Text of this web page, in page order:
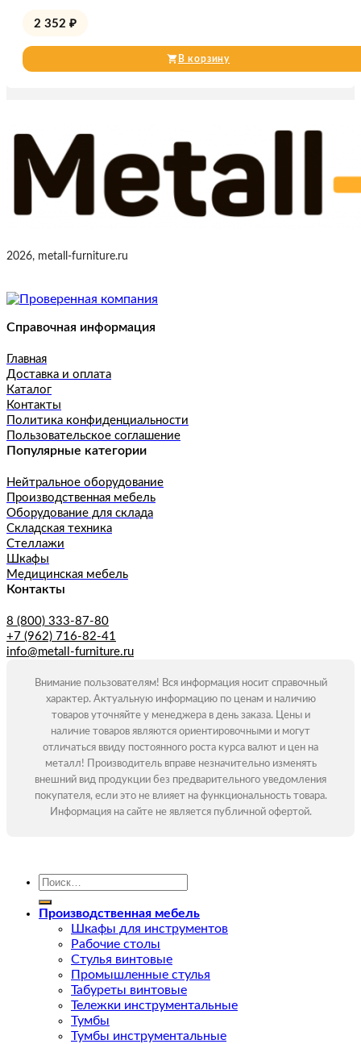
2 352 ₽
В корзину
2026, metall-furniture.ru
Справочная информация
Главная
Доставка и оплата
Каталог
Контакты
Политика конфиденциальности
Пользовательское соглашение
Популярные категории
Нейтральное оборудование
Производственная мебель
Оборудование для склада
Складская техника
Стеллажи
Шкафы
Медицинская мебель
Контакты
8 (800) 333-87-80
+7 (962) 716-82-41
info@metall-furniture.ru
Внимание пользователям! Вся информация носит справочный
характер. Актуальную информацию по ценам и наличию
товаров уточняйте у менеджера в день заказа. Цены и
наличие товаров являются ориентировочными и могут
отличаться ввиду постоянного роста курса валют и цен на
металл! Производитель вправе незначительно изменять
внешний вид продукции без предварительного уведомления
покупателя, если это не влияет на функциональность товара.
Информация на сайте не является публичной офертой.
Искать:
Производственная мебель
Шкафы для инструментов
Рабочие столы
Стулья винтовые
Промышленные стулья
Табуреты винтовые
Тележки инструментальные
Тумбы
Тумбы инструментальные